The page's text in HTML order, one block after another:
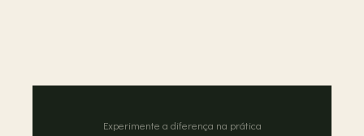
Experimente a diferença na prática